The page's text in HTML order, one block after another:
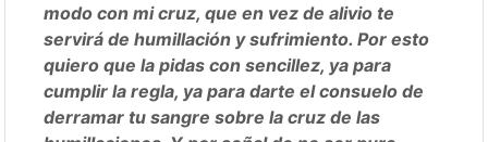
modo con mi cruz, que en vez de alivio te
servirá de humillación y sufrimiento. Por esto
quiero que la pidas con sencillez, ya para
cumplir la regla, ya para darte el consuelo de
derramar tu sangre sobre la cruz de las